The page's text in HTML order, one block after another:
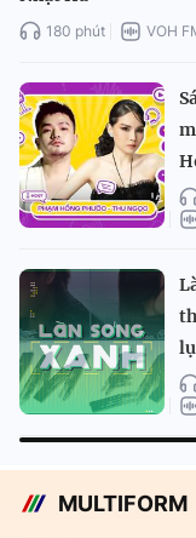
180 phút VOH
MULTIFORM